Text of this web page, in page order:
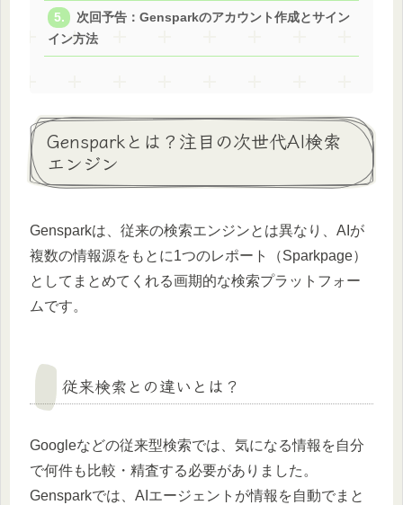
次回予告：Gensparkのアカウント作成とサイン
イン方法
Gensparkとは？注目の次世代AI検索
エンジン
Gensparkは、従来の検索エンジンとは異なり、AIが
複数の情報源をもとに1つのレポート（Sparkpage）
としてまとめてくれる画期的な検索プラットフォー
ムです。
従来検索との違いとは？
Googleなどの従来型検索では、気になる情報を自分
で何件も比較・精査する必要がありました。
Gensparkでは、AIエージェントが情報を自動でまと